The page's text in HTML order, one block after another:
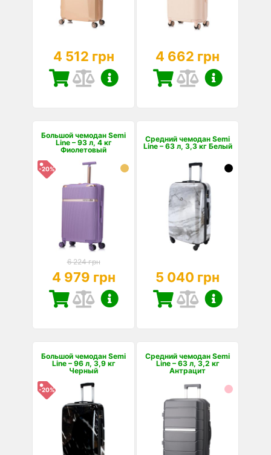
4 512 грн 4 662 грн
Большой чемодан Semi
Line – 93 л, 4 кг
Фиолетовый
-20%
6 224 грн
4 979 грн
Средний чемодан Semi
Line – 63 л, 3,3 кг Белый
5 040 грн
Большой чемодан Semi
Line – 96 л, 3,9 кг
Черный
-20%
Средний чемодан Semi
Line – 63 л, 3,2 кг
Антрацит